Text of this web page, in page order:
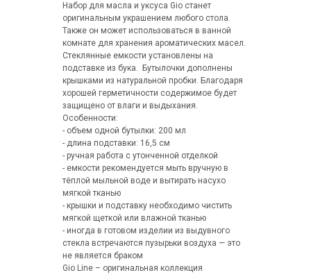
Набор для масла и уксуса Gio станет
оригинальным украшением любого стола.
Также он может использоваться в ванной
комнате для хранения ароматических масел.
Стеклянные емкости установлены на
подставке из бука. Бутылочки дополнены
крышками из натуральной пробки. Благодаря
хорошей герметичности содержимое будет
защищено от влаги и выдыхания.
Особенности:
- объем одной бутылки: 200 мл
- длина подставки: 16,5 см
- ручная работа с утонченной отделкой
- емкости рекомендуется мыть вручную в
тёплой мыльной воде и вытирать насухо
мягкой тканью
- крышки и подставку необходимо чистить
мягкой щеткой или влажной тканью
- иногда в готовом изделии из выдувного
стекла встречаются пузырьки воздуха — это
не является браком
Gio Line – оригинальная коллекция